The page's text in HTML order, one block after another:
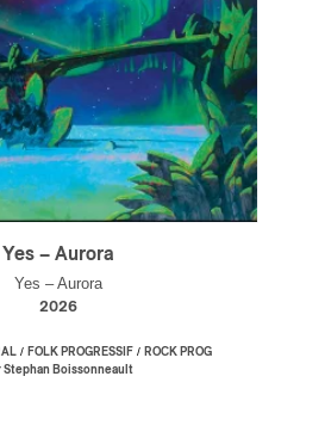
Yes – Aurora
Yes – Aurora
2026
/ FOLK PROGRESSIF / ROCK PROG
Stephan Boissonneault